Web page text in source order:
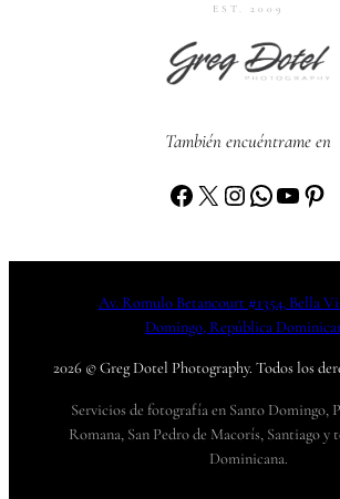
EST. 2009
También encuéntrame en
Facebook X Instagram WhatsApp YouTube Pinterest
Av. Romulo Betancourt #1354, Bella
Domingo, República
2026 © Greg Dotel Photography. Todos los
Servicios de fotografía en Santo Domingo,
Romana, San Pedro de Macorís, Santiago y
Dominicana.